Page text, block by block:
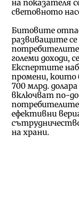
на показателя
световното
Битовите
развиващите
големи доходи,
Експертите
промени, които
700 млрд.
включват по-
ефективни
на храни.